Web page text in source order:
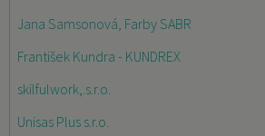
Jana Samsonová, Farby SABR
František Kundra - KUNDREX
skilfulwork,.s.r.o.
Unisas Plus s.r.o.